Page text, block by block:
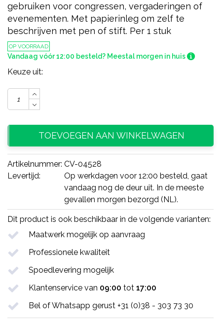
gebruiken voor congressen, vergaderingen of
evenementen. Met papierinleg om zelf te
beschrijven met pen of stift. Per 1 stuk
OP VOORRAAD
Vandaag vóór 12:00 besteld? Meestal morgen in huis
Keuze uit:
TOEVOEGEN AAN WINKELWAGEN
Artikelnummer: CV-04528
Levertijd:
Op werkdagen voor 12:00 besteld, gaat
vandaag nog de deur uit. In de meeste
gevallen morgen bezorgd (NL).
Dit product is ook beschikbaar in de volgende varianten:
Maatwerk mogelijk op aanvraag
Professionele kwaliteit
Spoedlevering mogelijk
Klantenservice van 09:00 tot 17:00
Bel of Whatsapp gerust +31 (0)38 - 303 73 30